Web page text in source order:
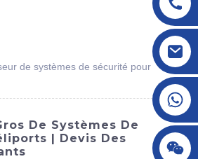
+86 18145770882
+86 18145770882
de systèmes de sécurité pour
De Systèmes De
| Devis Des